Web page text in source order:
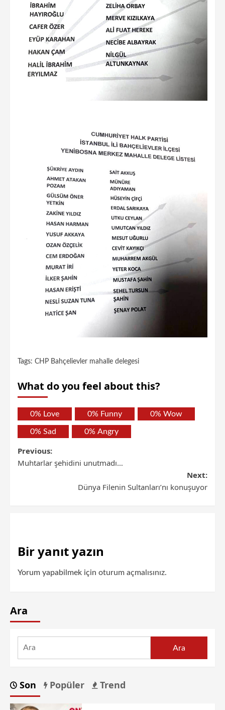
Tags: CHP Bahçelievler mahalle delegesi
What do you feel about this?
0% Love 0% Funny 0% Wow
0% Sad 0% Angry
Previous:
Muhtarlar şehidini unutmadı…
Next:
Dünya Filenin Sultanları’nı konuşuyor
Bir yanıt yazın
Yorum yapabilmek için oturum açmalısınız.
Ara
Ara
Son Popüler Trend